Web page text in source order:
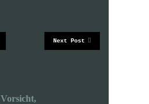
Next Post
Vorsicht,